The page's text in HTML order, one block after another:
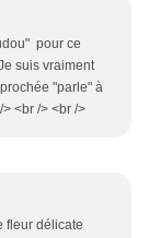
pour ce
suis vraiment
"parle" à
<br /> <br />
fleur délicate